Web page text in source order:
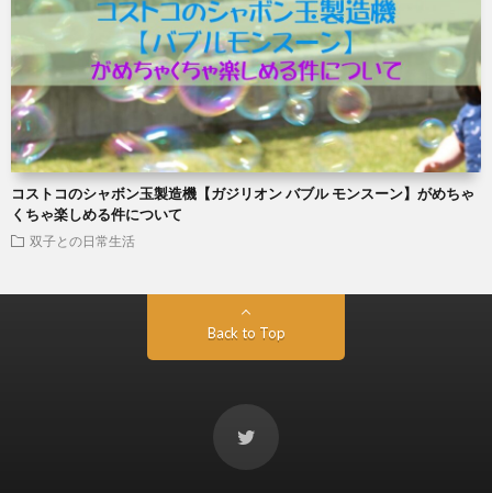
コストコのシャボン玉製造機【ガジリオン バブル モンスーン】がめちゃ
くちゃ楽しめる件について
双子との日常生活
Back to Top